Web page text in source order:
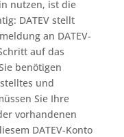
nutzen, ist die
DATEV stellt
an DATEV-
auf das
benötigen
und
Sie Ihre
vorhandenen
DATEV-Konto